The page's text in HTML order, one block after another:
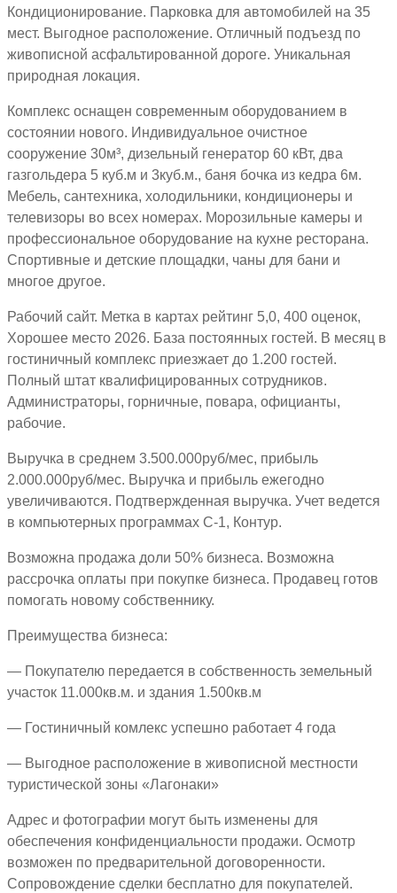
Кондиционирование. Парковка для автомобилей на 35
мест. Выгодное расположение. Отличный подъезд по
живописной асфальтированной дороге. Уникальная
природная локация.
Комплекс оснащен современным оборудованием в
состоянии нового. Индивидуальное очистное
сооружение 30м³, дизельный генератор 60 кВт, два
газгольдера 5 куб.м и 3куб.м., баня бочка из кедра 6м.
Мебель, сантехника, холодильники, кондиционеры и
телевизоры во всех номерах. Морозильные камеры и
профессиональное оборудование на кухне ресторана.
Спортивные и детские площадки, чаны для бани и
многое другое.
Рабочий сайт. Метка в картах рейтинг 5,0, 400 оценок,
Хорошее место 2026. База постоянных гостей. В месяц в
гостиничный комплекс приезжает до 1.200 гостей.
Полный штат квалифицированных сотрудников.
Администраторы, горничные, повара, официанты,
рабочие.
Выручка в среднем 3.500.000руб/мес, прибыль
2.000.000руб/мес. Выручка и прибыль ежегодно
увеличиваются. Подтвержденная выручка. Учет ведется
в компьютерных программах С-1, Контур.
Возможна продажа доли 50% бизнеса. Возможна
рассрочка оплаты при покупке бизнеса. Продавец готов
помогать новому собственнику.
Преимущества бизнеса:
— Покупателю передается в собственность земельный
участок 11.000кв.м. и здания 1.500кв.м
— Гостиничный комлекс успешно работает 4 года
— Выгодное расположение в живописной местности
туристической зоны «Лагонаки»
Адрес и фотографии могут быть изменены для
обеспечения конфиденциальности продажи. Осмотр
возможен по предварительной договоренности.
Сопровождение сделки бесплатно для покупателей.